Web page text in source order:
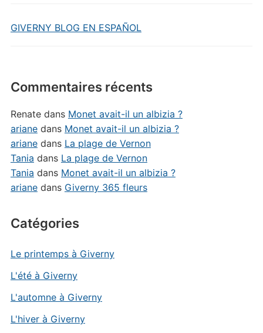
GIVERNY BLOG EN ESPAÑOL
Commentaires récents
Renatedans Monet avait-il un albizia ?
arianedans Monet avait-il un albizia ?
arianedans La plage de Vernon
Tania dans La plage de Vernon
Tania dans Monet avait-il un albizia ?
arianedans Giverny 365 fleurs
Catégories
Le printemps à Giverny
L'été à Giverny
L'automne à Giverny
L'hiver à Giverny